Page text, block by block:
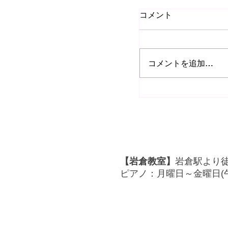
コメント
コメントを追加…
【岩倉教室】 岩倉駅より
ピアノ：月曜日～金曜